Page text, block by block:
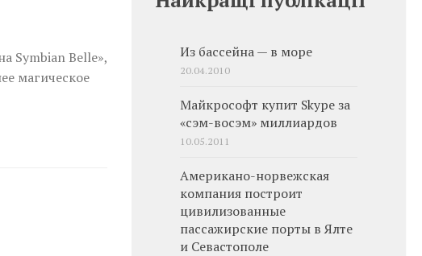
Symbian Belle»,
магическое
Из бассейна — в море
20.04.2010
Майкрософт купит Skype за
«сэм-восэм» миллиардов
10.05.2011
Американо-норвежская
компания построит
цивилизованные
пассажирские порты в Ялте
и Севастополе